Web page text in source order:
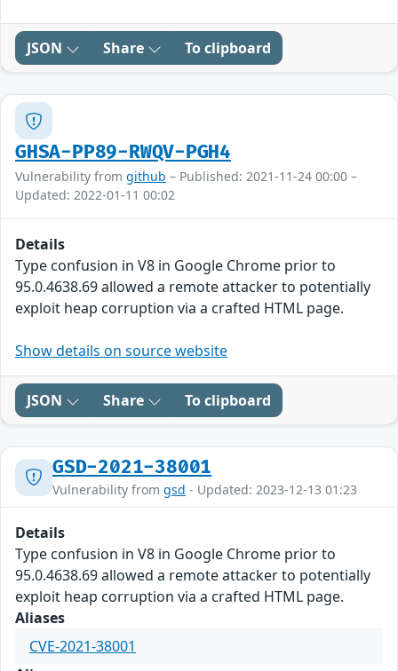
JSON Share To clipboard
GHSA-PP89-RWQV-PGH4
Vulnerability from github – Published: 2021-11-24 00:00 –
Updated: 2022-01-11 00:02
Details
Type confusion in V8 in Google Chrome prior to
95.0.4638.69 allowed a remote attacker to potentially
exploit heap corruption via a crafted HTML page.
Show details on source website
JSON Share To clipboard
GSD-2021-38001
Vulnerability from gsd - Updated: 2023-12-13 01:23
Details
Type confusion in V8 in Google Chrome prior to
95.0.4638.69 allowed a remote attacker to potentially
exploit heap corruption via a crafted HTML page.
Aliases
CVE-2021-38001